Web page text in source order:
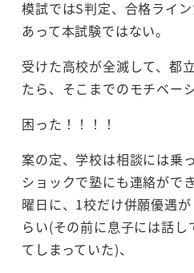
模試ではS判定、合格ライ
あって本試験ではない。
受けた高校が全滅して、都
たら、そこまでのモチベー
困った！！！！
案の定、学校は相談には乗
ショックで塾にも連絡がで
曜日に、1校だけ併願優遇
らい(その前に息子には話
てしまっていた)、